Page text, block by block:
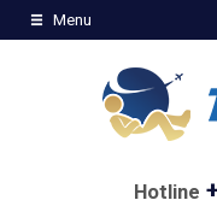
Menu
Hotline